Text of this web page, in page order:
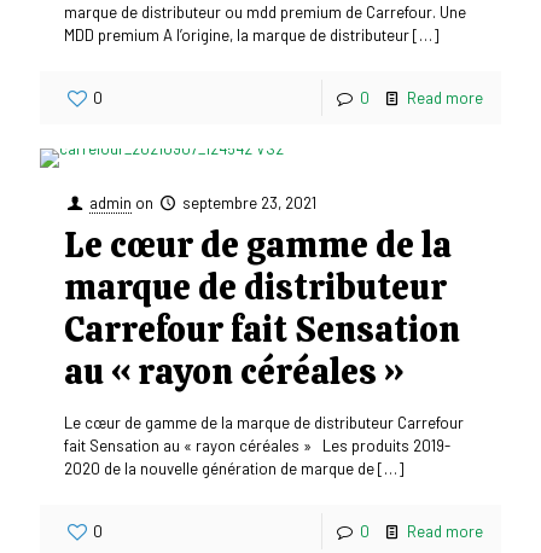
marque de distributeur ou mdd premium de Carrefour. Une
MDD premium A l’origine, la marque de distributeur[…]
0 0 Read more
admin on septembre 23, 2021
Le cœur de gamme de la
marque de distributeur
Carrefour fait Sensation
au « rayon céréales »
Le cœur de gamme de la marque de distributeur Carrefour
fait Sensation au « rayon céréales » Les produits 2019-
2020 de la nouvelle génération de marque de[…]
0 0 Read more